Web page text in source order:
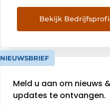
Europa. Het bedrijf heeft
vertegenwoordigingen
distributiecentra in gans
Brittannië, Oekraïne,
Hongarije, Roemenië,
de VS. Het hoofdkantoor
Aluprof S.A. bevindt […]
Bekijk
NIEUWSBRIEF
Meld u aan om nieuws
updates te ontvangen.